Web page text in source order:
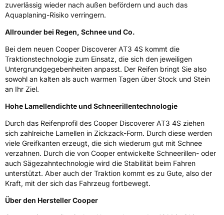
M+SJa
EU Label
Effizienz D
Rollgeräusch (Klasse)B
Rollgeräusch (dB)75
FahrzeugklasseC1
3PMSF / Schneeflockensymbol / Alpine-Symbol
zuverlässig wieder nach außen befördern und auch das
Aquaplaning-Risiko verringern.
Allrounder bei Regen, Schnee und Co.
Bei dem neuen Cooper Discoverer AT3 4S kommt die
Traktionstechnologie zum Einsatz, die sich den jeweiligen
Untergrundgegebenheiten anpasst. Der Reifen bringt Sie also
sowohl an kalten als auch warmen Tagen über Stock und Stein
an Ihr Ziel.
Hohe Lamellendichte und Schneerillentechnologie
Durch das Reifenprofil des Cooper Discoverer AT3 4S ziehen
sich zahlreiche Lamellen in Zickzack-Form. Durch diese werden
viele Greifkanten erzeugt, die sich wiederum gut mit Schnee
verzahnen. Durch die von Cooper entwickelte Schneerillen- oder
auch Sägezahntechnologie wird die Stabilität beim Fahren
unterstützt. Aber auch der Traktion kommt es zu Gute, also der
Kraft, mit der sich das Fahrzeug fortbewegt.
Über den Hersteller Cooper